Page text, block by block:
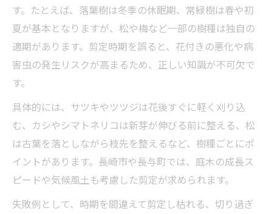
す。たとえば、落葉樹は冬季の休眠期、常緑樹は春や初
夏が基本となりますが、松や梅など一部の樹種は独自の
適期があります。剪定時期を誤ると、花付きの悪化や病
害虫の発生リスクが高まるため、正しい知識が不可欠で
す。
具体的には、サツキやツツジは花後すぐに軽く刈り込
む、カシやシマトネリコは新芽が伸びる前に整える、松
は古葉を落としながら枝先を整えるなど、樹種ごとにポ
イントがあります。長崎市や長与町では、庭木の成長ス
ピードや気候風土も考慮した剪定が求められます。
失敗例として、時期を間違えて剪定し枯れる、切り過ぎ